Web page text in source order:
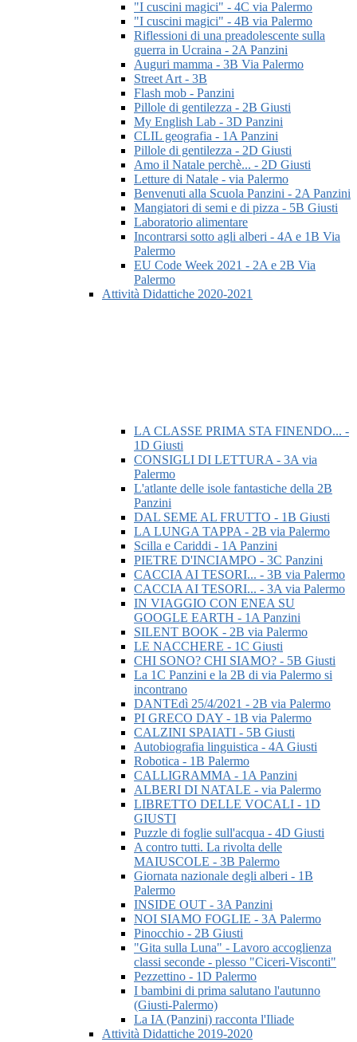
"I cuscini magici" - 4C via Palermo
"I cuscini magici" - 4B via Palermo
Riflessioni di una preadolescente sulla
guerra in Ucraina - 2A Panzini
Auguri mamma - 3B Via Palermo
Street Art - 3B
Flash mob - Panzini
Pillole di gentilezza - 2B Giusti
My English Lab - 3D Panzini
CLIL geografia - 1A Panzini
Pillole di gentilezza - 2D Giusti
Amo il Natale perchè... - 2D Giusti
Letture di Natale - via Palermo
Benvenuti alla Scuola Panzini - 2A Panzini
Mangiatori di semi e di pizza - 5B Giusti
Laboratorio alimentare
Incontrarsi sotto agli alberi - 4A e 1B Via
Palermo
EU Code Week 2021 - 2A e 2B Via
Palermo
Attività Didattiche 2020-2021
LA CLASSE PRIMA STA FINENDO... -
1D Giusti
CONSIGLI DI LETTURA - 3A via
Palermo
L'atlante delle isole fantastiche della 2B
Panzini
DAL SEME AL FRUTTO - 1B Giusti
LA LUNGA TAPPA - 2B via Palermo
Scilla e Cariddi - 1A Panzini
PIETRE D'INCIAMPO - 3C Panzini
CACCIA AI TESORI... - 3B via Palermo
CACCIA AI TESORI... - 3A via Palermo
IN VIAGGIO CON ENEA SU
GOOGLE EARTH - 1A Panzini
SILENT BOOK - 2B via Palermo
LE NACCHERE - 1C Giusti
CHI SONO? CHI SIAMO? - 5B Giusti
La 1C Panzini e la 2B di via Palermo si
incontrano
DANTEdì 25/4/2021 - 2B via Palermo
PI GRECO DAY - 1B via Palermo
CALZINI SPAIATI - 5B Giusti
Autobiografia linguistica - 4A Giusti
Robotica - 1B Palermo
CALLIGRAMMA - 1A Panzini
ALBERI DI NATALE - via Palermo
LIBRETTO DELLE VOCALI - 1D
GIUSTI
Puzzle di foglie sull'acqua - 4D Giusti
A contro tutti. La rivolta delle
MAIUSCOLE - 3B Palermo
Giornata nazionale degli alberi - 1B
Palermo
INSIDE OUT - 3A Panzini
NOI SIAMO FOGLIE - 3A Palermo
Pinocchio - 2B Giusti
"Gita sulla Luna" - Lavoro accoglienza
classi seconde - plesso "Ciceri-Visconti"
Pezzettino - 1D Palermo
I bambini di prima salutano l'autunno
(Giusti-Palermo)
La IA (Panzini) racconta l'Iliade
Attività Didattiche 2019-2020